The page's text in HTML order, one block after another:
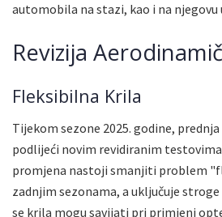
automobila na stazi, kao i na
Revizija
Fleksibilna Krila
Tijekom sezone 2025. godine,
podlijeći novim revidiranim
promjena nastoji smanjiti problem
zadnjim sezonama, a uključuje
se krila mogu savijati pri primjeni